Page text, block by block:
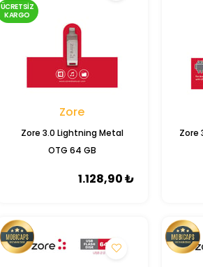
Samsung EP-T4511N Type C Hızlı Şarj
Adaptörü (45W)
Zore
Zore 3.0 Lightning Metal
OTG 64 GB
ÜCRETSIZ
KARGO
1.128,90 ₺
Zore